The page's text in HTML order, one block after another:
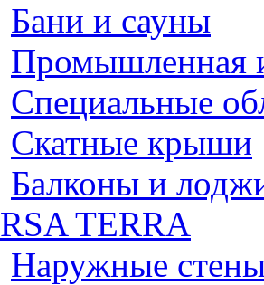
Бани и сауны
Промышленная
Специальные
Скатные крыши
Балконы и
TERRA
Наружные